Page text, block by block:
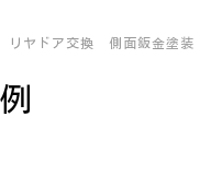
ヤドア交換 側面鈑金塗装